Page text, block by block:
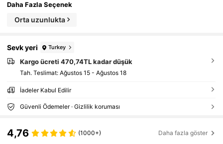
Daha Fazla Seçenek
Orta uzunlukta
Sevk yeri Turkey
Kargo ücreti 470,74TL kadar düşük
Tah. Teslimat: Ağustos 15 - Ağustos 18
İadeler Kabul Edilir
Güvenli Ödemeler · Gizlilik koruması
4,76 (1000+) Daha fazla göster